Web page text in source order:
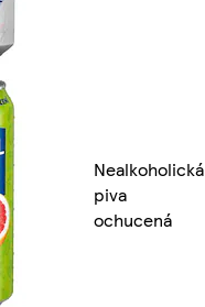
Nealkoholická
piva
ochucená